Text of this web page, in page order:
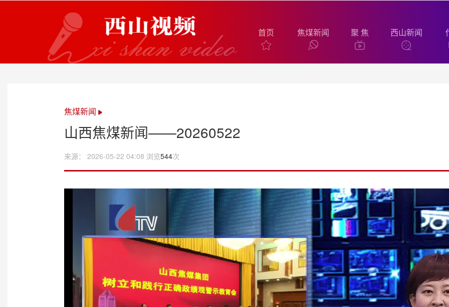
首页 焦煤新闻 聚 焦 西山新闻
焦煤新闻
山西焦煤新闻——20260522
来源： 2026-05-22 04:08 浏览544次